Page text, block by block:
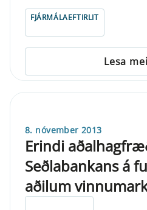
FJÁRMÁLAEFTIRLIT
Lesa
8. nóvember 2013
Erindi
Seðlabankans á
aðilum